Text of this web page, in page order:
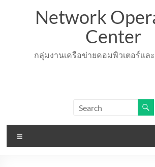
Network
Center
กลุ่มงานเครือข่ายคอมพิวเตอร์เเล